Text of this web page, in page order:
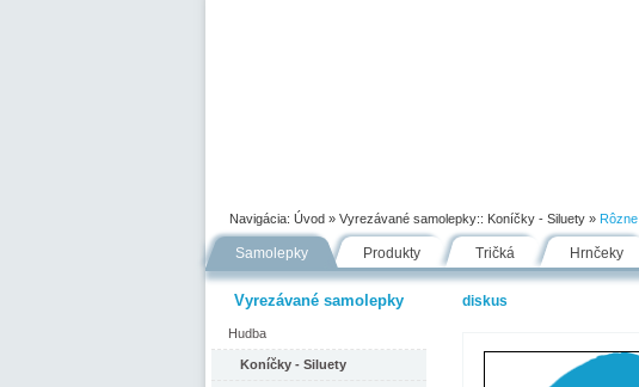
Navigácia: Úvod » Vyrezávané samolepky:: Koníčky - Siluety » Rôzne
Samolepky Produkty Tričká Hrnčeky
Vyrezávané samolepky
Hudba
Koníčky - Siluety
diskus